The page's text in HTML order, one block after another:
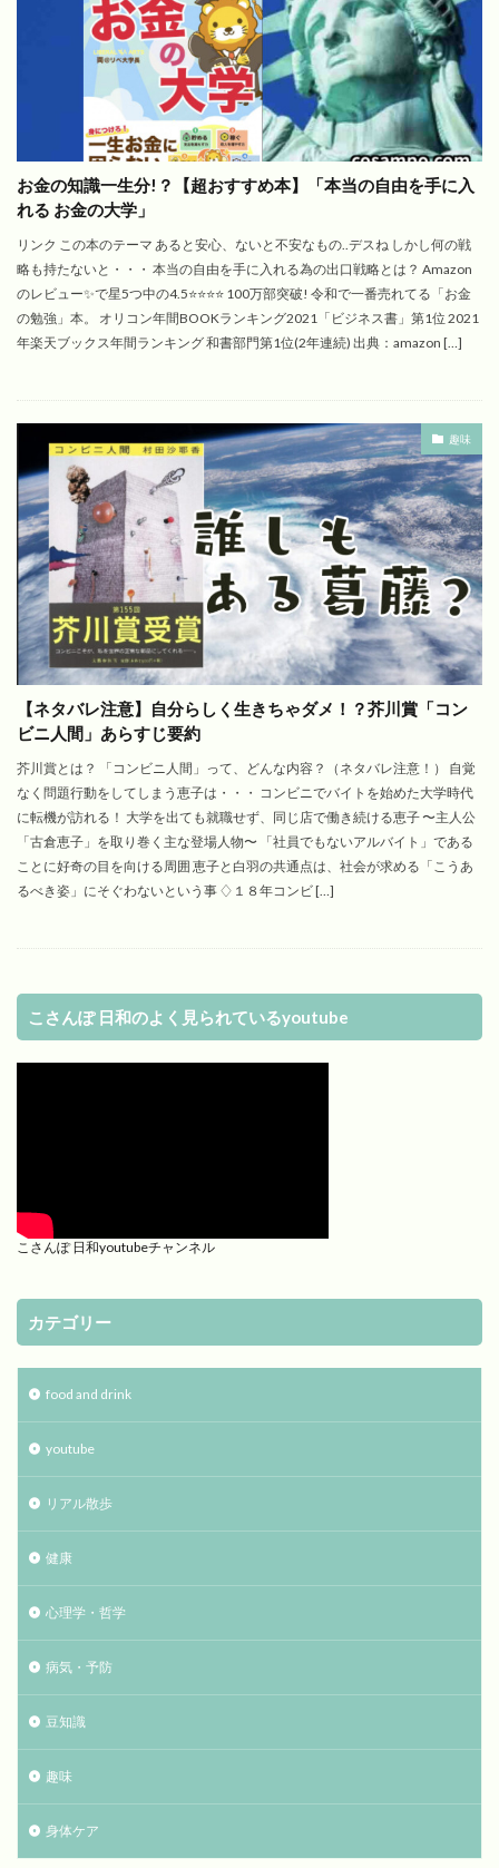
お金の知識一生分!？【超おすすめ本】「本当の自由を手に入
れる お金の大学」
リンク この本のテーマ あると安心、ないと不安なもの..デスね しかし何の戦
略も持たないと・・・ 本当の自由を手に入れる為の出口戦略とは？ Amazon
のレビュー✨で星5つ中の4.5⭐️⭐️⭐️⭐️ 100万部突破! 令和で一番売れてる「お金
の勉強」本。 オリコン年間BOOKランキング2021「ビジネス書」第1位 2021
年楽天ブックス年間ランキング 和書部門第1位(2年連続) 出典：amazon […]
趣味
【ネタバレ注意】自分らしく生きちゃダメ！？芥川賞「コン
ビニ人間」あらすじ要約
芥川賞とは？ 「コンビニ人間」って、どんな内容？（ネタバレ注意！） 自覚
なく問題行動をしてしまう恵子は・・・ コンビニでバイトを始めた大学時代
に転機が訪れる！ 大学を出ても就職せず、同じ店で働き続ける恵子 〜主人公
「古倉恵子」を取り巻く主な登場人物〜 「社員でもないアルバイト」である
ことに好奇の目を向ける周囲 恵子と白羽の共通点は、社会が求める「こうあ
るべき姿」にそぐわないという事 ♢１８年コンビ […]
こさんぽ 日和のよく見られているyoutube
こさんぽ 日和youtubeチャンネル
カテゴリー
food and drink
youtube
リアル散歩
健康
心理学・哲学
病気・予防
豆知識
趣味
身体ケア